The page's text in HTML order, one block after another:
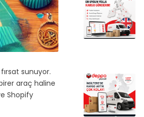
sunuyor.
araç haline
Shopify